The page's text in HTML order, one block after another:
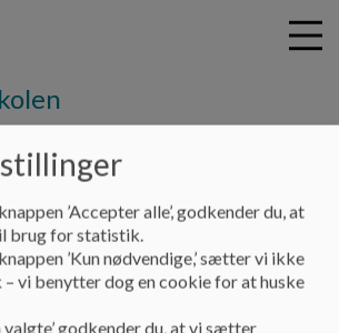
’Accepter alle’, godkender du, at
brug for statistik.
’Kun nødvendige,’ sætter vi ikke
vi benytter dog en cookie for at huske
valgte’ godkender du, at vi sætter